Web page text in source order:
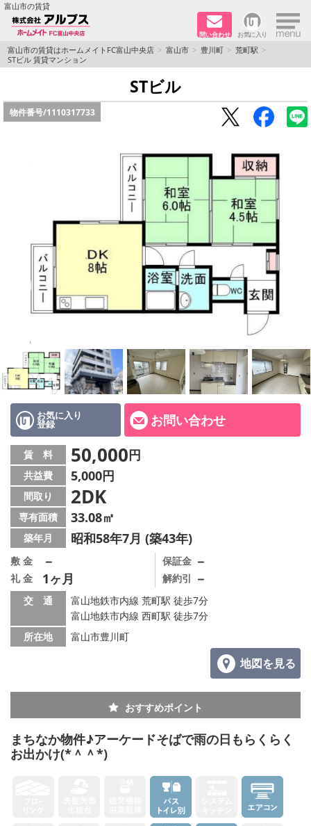
富山市の賃貸
問い合わせ お気に入り ×
TOPページ
ペット同居はご相談ください
路線·駅から探す
会社概要
メールでお問い合わせ
富山市の賃貸はホームメイトFC富山中央店 富山市 豊川町
荒町駅
STビル 賃貸マンション
STビル
物件番号/1110317733
お気に入り
登録 お問い合わせ
賃 料 50,000円
共益費 5,000円
間取り 2DK
専有面積 33.08㎡
築年月 昭和58年7月 (築43年)
敷 金 －
礼 金 1ヶ月
保証金 －
解約引 －
交 通
富山地鉄市内線 荒町駅 徒歩7分
富山地鉄市内線 西町駅 徒歩7分
所在地
富山市豊川町
地図を見る
おすすめポイント
まちなか物件♪アーケードそばで雨の日もらくらく
お出かけ(*＾＾*)